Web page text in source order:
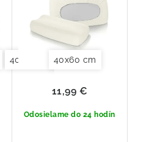
40x40cm (2ks) 40x60cm (2ks)
40x60 cm
Odosielame do 24 hodín
11,99 €